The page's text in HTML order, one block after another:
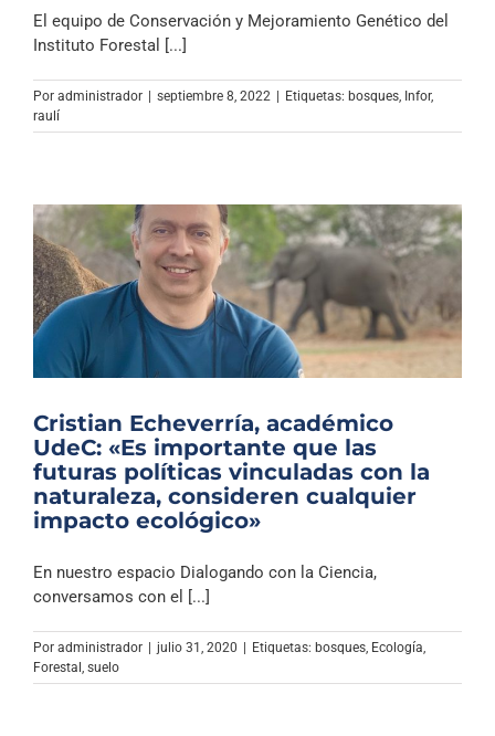
El equipo de Conservación y Mejoramiento Genético del
Instituto Forestal [...]
Por administrador | septiembre 8, 2022 | Etiquetas: bosques Infor,
raulí
Cristian Echeverría, académico
UdeC: «Es importante que las
futuras políticas vinculadas con la
naturaleza, consideren cualquier
impacto ecológico»
En nuestro espacio Dialogando con la Ciencia,
conversamos con el [...]
Por administrador julio 31, 2020 Etiquetas: bosques, Ecología,
Forestal , suelo